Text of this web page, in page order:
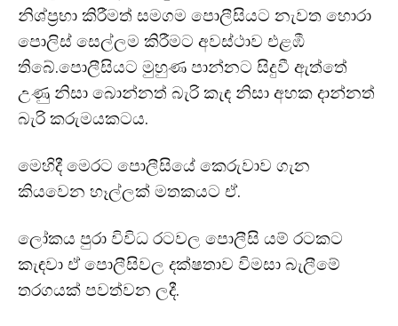
නිශ්ප්‍රභා කිරීමත් සමගම පොලීසියට නැවත හොරා
පොලිස් සෙල්ලම කිරීමට අවස්ථාව එළඹී
තිබේ.පොලීසියට මුහුණ පාන්නට සිදුවී ඇත්තේ
උණු නිසා බොන්නත් බැරි කැඳ නිසා අහක දාන්නත්
බැරි කරුමයකටය.
මෙහිදී මෙරට පොලීසියේ කෙරුවාව ගැන
කියවෙන හෑල්ලක් මතකයට ඒ.
ලෝකය පුරා විවිධ රටවල පොලීසි යම් රටකට
කැඳවා ඒ පොලීසිවල දක්ෂතාව විමසා බැලීමේ
තරගයක් පවත්වන ලදී.